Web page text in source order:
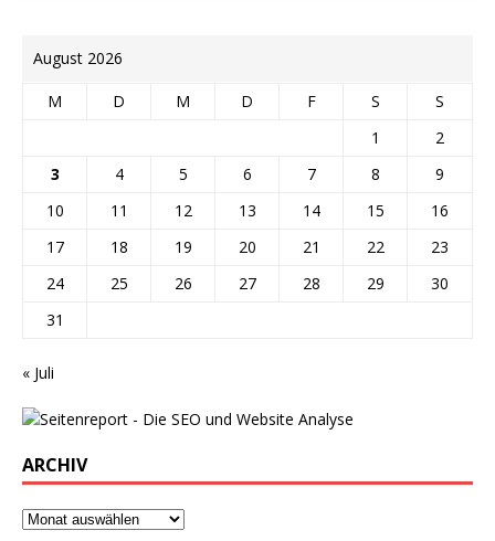
August 2026
M D M D F S
S
1
2
3
4 5 6 7 8
9
10
11 12 13 14 15
16
17
18 19 20 21 22
23
24
25 26 27 28 29
30
31
« Juli
ARCHIV